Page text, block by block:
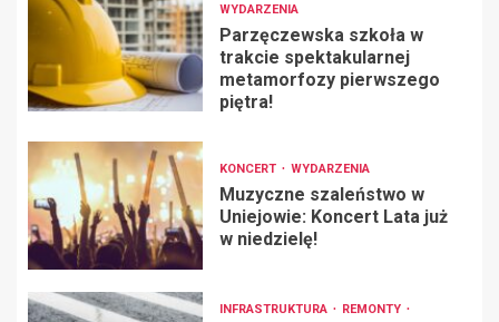
WYDARZENIA
Parzęczewska szkoła w
trakcie spektakularnej
metamorfozy pierwszego
piętra!
KONCERT WYDARZENIA
Muzyczne szaleństwo w
Uniejowie: Koncert Lata już
w niedzielę!
INFRASTRUKTURA
REMONTY